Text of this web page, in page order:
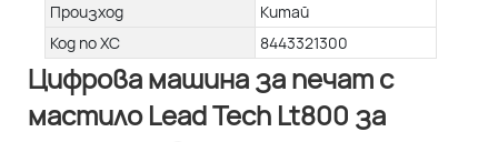
Произход
Китай
Код по ХС
8443321300
Цифрова машина за печат с
мастило Lead Tech Lt800 за